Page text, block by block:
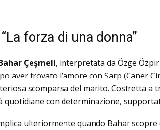
forza di una donna”
Çeşmeli, interpretata da Özge
aver trovato l’amore con Sarp (Caner
scomparsa del marito. Costretta a
con determinazione,
ulteriormente quando Bahar